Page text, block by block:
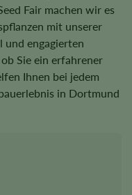
Fair machen wir es
mit unserer
und engagierten
Sie ein erfahrener
Ihnen bei jedem
in Dortmund